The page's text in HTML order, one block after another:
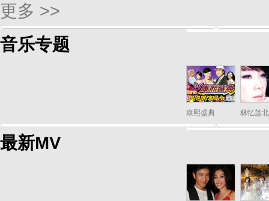
更多 >>
音乐专题
康熙盛典 林忆莲
最新MV